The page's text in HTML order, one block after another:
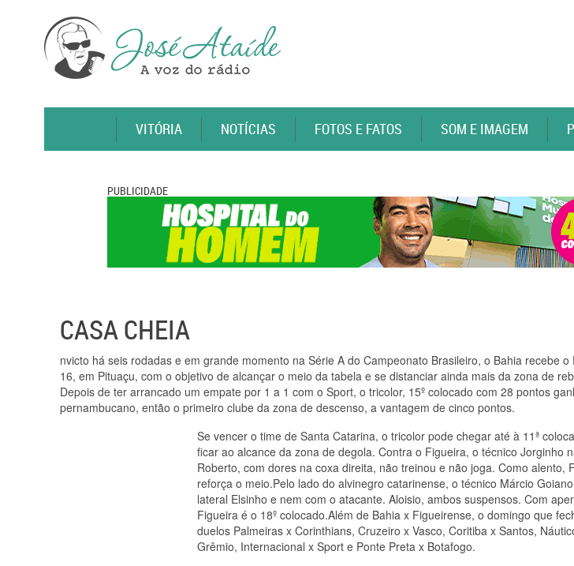
VITÓRIA NOTÍCIAS FOTOS E FATOS SOM E IMAGEM
PUBLICIDADE
CASA CHEIA
nvicto há seis rodadas e em grande momento na Série A do Campeonato Brasileiro, o Bahia recebe
16, em Pituaçu, com o objetivo de alcançar o meio da tabela e se distanciar ainda mais da zona de
Depois de ter arrancado um empate por 1 a 1 com o Sport, o tricolor, 15º colocado com 28 pontos
pernambucano, então o primeiro clube da zona de descenso, a vantagem de cinco pontos.
Se vencer o time de Santa Catarina, o tricolor pode chegar até à 11ª
ficar ao alcance da zona de degola. Contra o Figueira, o técnico Jorginho
Roberto, com dores na coxa direita, não treinou e não joga. Como alento,
reforça o meio.Pelo lado do alvinegro catarinense, o técnico Márcio
lateral Elsinho e nem com o atacante. Aloisio, ambos suspensos. Com
Figueira é o 18º colocado.Além de Bahia x Figueirense, o domingo que
duelos Palmeiras x Corinthians, Cruzeiro x Vasco, Coritiba x Santos,
Grêmio, Internacional x Sport e Ponte Preta x Botafogo.